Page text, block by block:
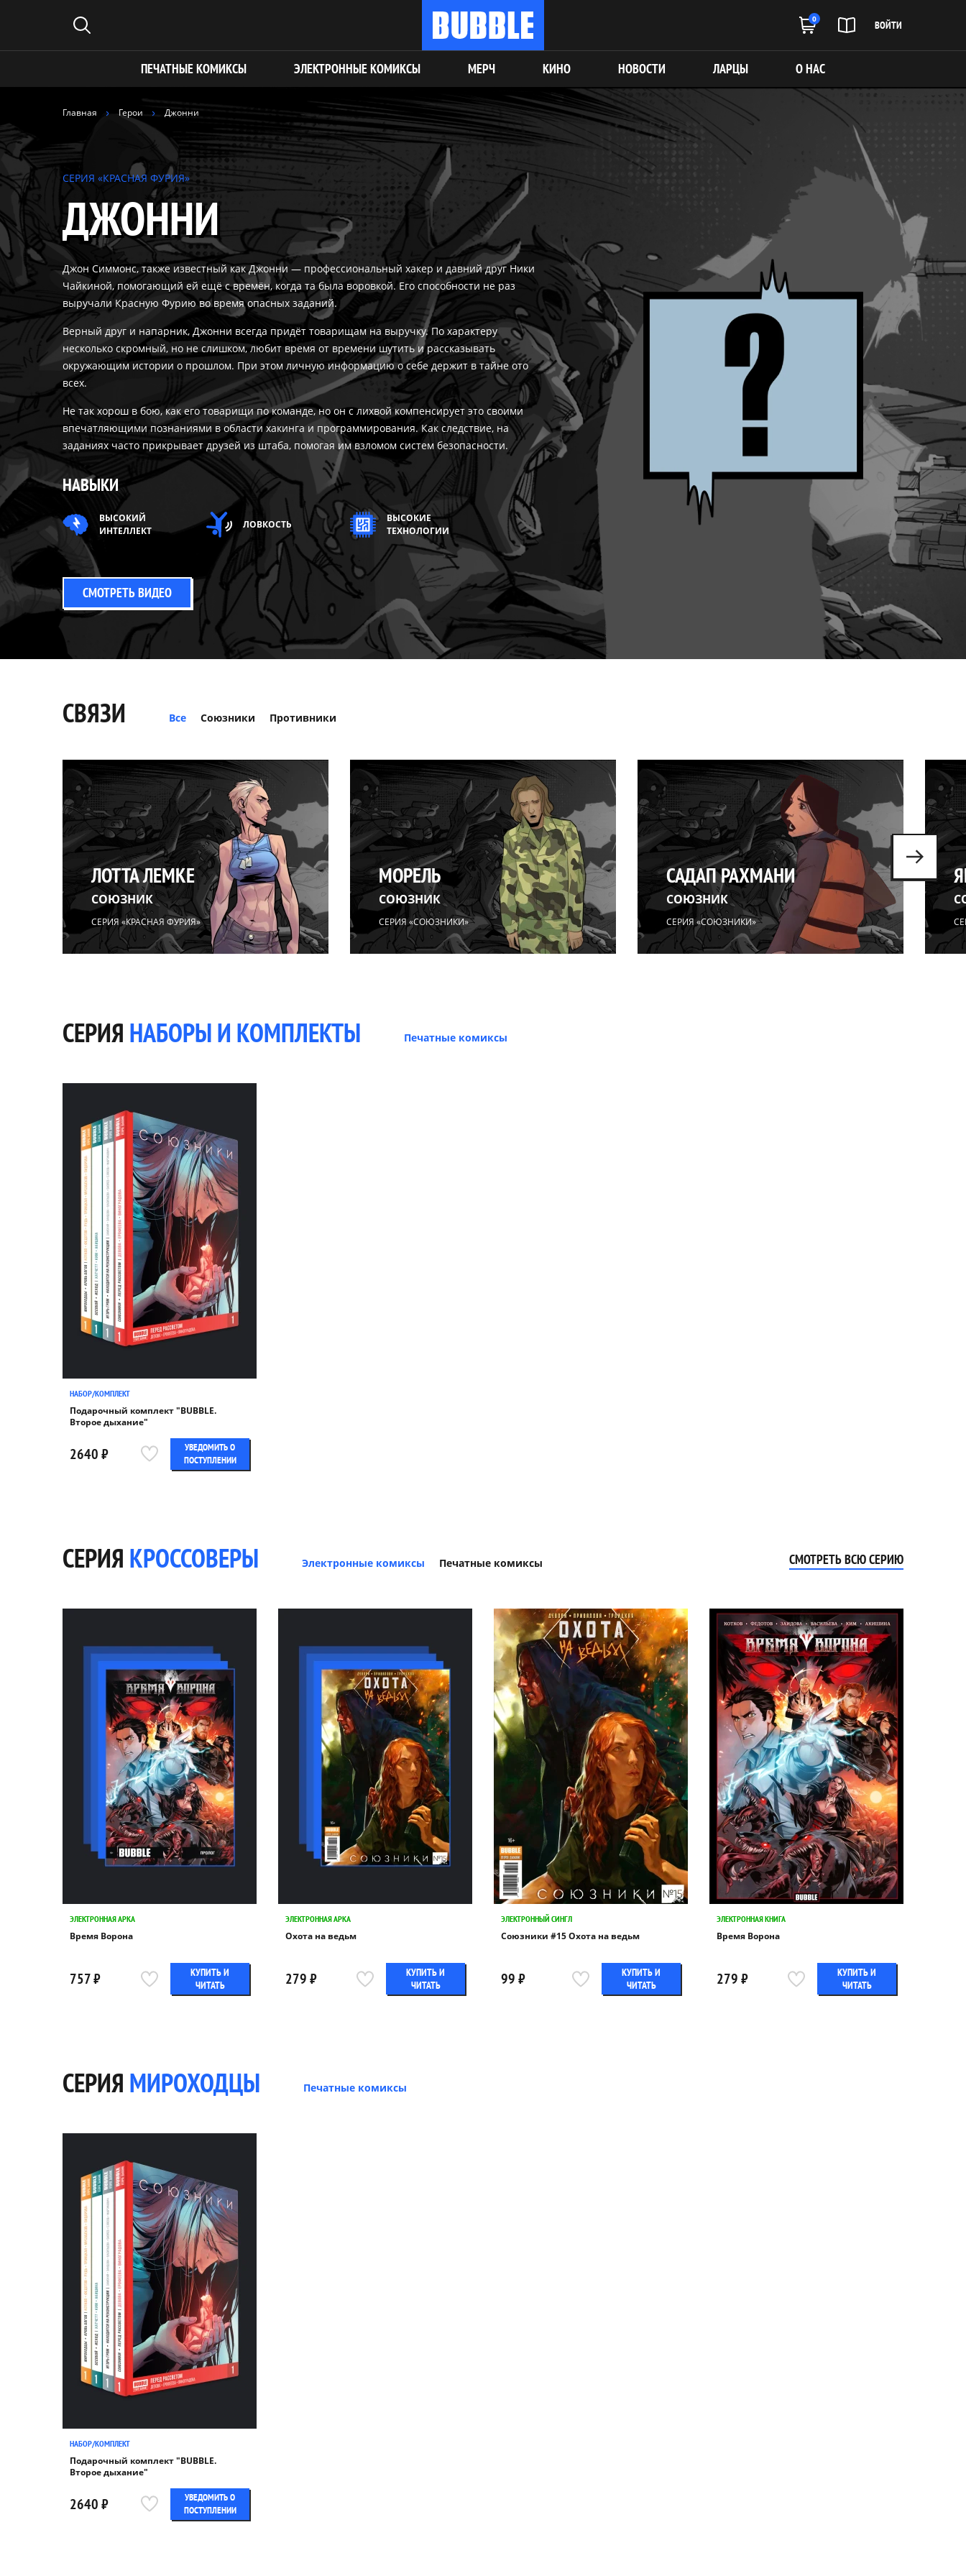
0 ВОЙТИ
ПЕЧАТНЫЕ КОМИКСЫ ЭЛЕКТРОННЫЕ КОМИКСЫ МЕРЧ КИНО НОВОСТИ ЛАРЦЫ О НАС
Главная Герои Джонни
СЕРИЯ «КРАСНАЯ ФУРИЯ»
ДЖОННИ
Джон Симмонс, также известный как Джонни — профессиональный хакер и давний друг Ники
Чайкиной, помогающий ей ещё с времён, когда та была воровкой. Его способности не раз
выручали Красную Фурию во время опасных заданий.
Верный друг и напарник, Джонни всегда придёт товарищам на выручку. По характеру
несколько скромный, но не слишком, любит время от времени шутить и рассказывать
окружающим истории о прошлом. При этом личную информацию о себе держит в тайне ото
всех.
Не так хорош в бою, как его товарищи по команде, но он с лихвой компенсирует это своими
впечатляющими познаниями в области хакинга и программирования. Как следствие, на
заданиях часто прикрывает друзей из штаба, помогая им взломом систем безопасности.
НАВЫКИ
ВЫСОКИЙ
ИНТЕЛЛЕКТ
ЛОВКОСТЬ
ВЫСОКИЕ
ТЕХНОЛОГИИ
СМОТРЕТЬ ВИДЕО
СВЯЗИ Все Союзники Противники
ЛОТТА ЛЕМКЕ
СОЮЗНИК
СЕРИЯ «КРАСНАЯ ФУРИЯ»
МОРЕЛЬ
СОЮЗНИК
СЕРИЯ «СОЮЗНИКИ»
САДАП РАХМАНИ
СОЮЗНИК
СЕРИЯ «СОЮЗНИКИ»
СЕРИЯ НАБОРЫ И КОМПЛЕКТЫ Печатные комиксы
НАБОР/КОМПЛЕКТ
Подарочный комплект "BUBBLE.
Второе дыхание"
2640 ₽
УВЕДОМИТЬ О
ПОСТУПЛЕНИИ
СЕРИЯ КРОССОВЕРЫ Электронные комиксы Печатные комиксы СМОТРЕТЬ ВСЮ СЕРИЮ
ЭЛЕКТРОННАЯ АРКА
Время Ворона
757 ₽
КУПИТЬ И
ЧИТАТЬ
ЭЛЕКТРОННАЯ АРКА
Охота на ведьм
279 ₽
КУПИТЬ И
ЧИТАТЬ
ЭЛЕКТРОННЫЙ СИНГЛ
Союзники #15 Охота на ведьм
99 ₽
КУПИТЬ И
ЧИТАТЬ
ЭЛЕКТРОННАЯ КНИГА
Время Ворона
279 ₽
КУПИТЬ И
ЧИТАТЬ
СЕРИЯ МИРОХОДЦЫ Печатные комиксы
НАБОР/КОМПЛЕКТ
Подарочный комплект "BUBBLE.
Второе дыхание"
2640 ₽
УВЕДОМИТЬ О
ПОСТУПЛЕНИИ